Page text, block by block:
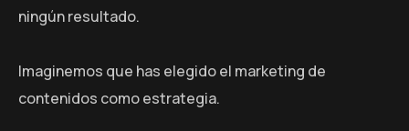
ningún resultado.
Imaginemos que has elegido el marketing de
contenidos como estrategia.